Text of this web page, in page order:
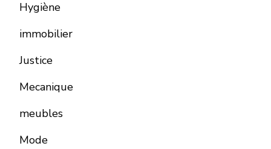
Hygiène
immobilier
Justice
Mecanique
meubles
Mode